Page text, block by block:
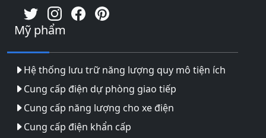
Mỹ phẩm
Hệ thống lưu trữ năng lượng quy mô tiện ích
Cung cấp điện dự phòng giao tiếp
Cung cấp năng lượng cho xe điện
Cung cấp điện khẩn cấp